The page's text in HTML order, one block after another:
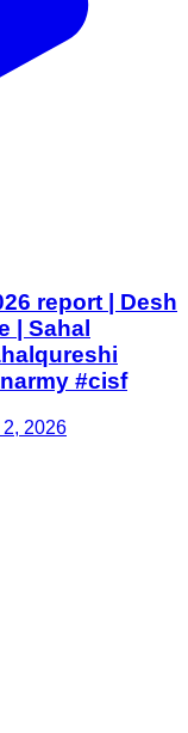
report | Desh
| Sahal
#cisf
2026